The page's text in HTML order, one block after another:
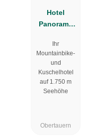
Hotel
Panorama
Ihr
Mountainbike-
und
Kuschelhotel
auf 1.750 m
Seehöhe
Obertauern